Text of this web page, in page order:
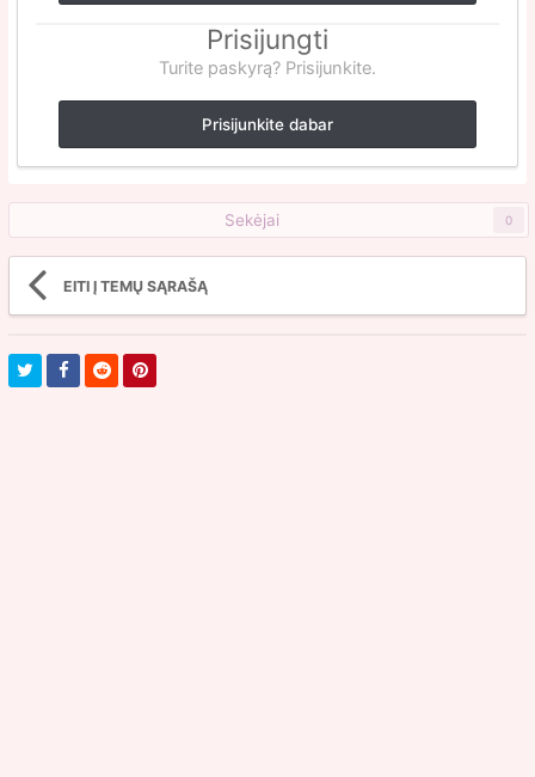
Prisijungti
Turite paskyrą? Prisijunkite.
Prisijunkite dabar
Sekėjai 0
EITI Į TEMŲ SĄRAŠĄ